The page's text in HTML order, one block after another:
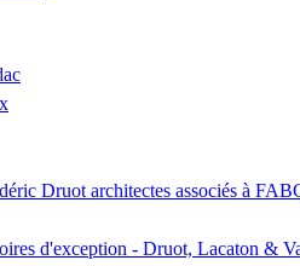
Druot architectes associés à
d'exception - Druot, Lacaton &